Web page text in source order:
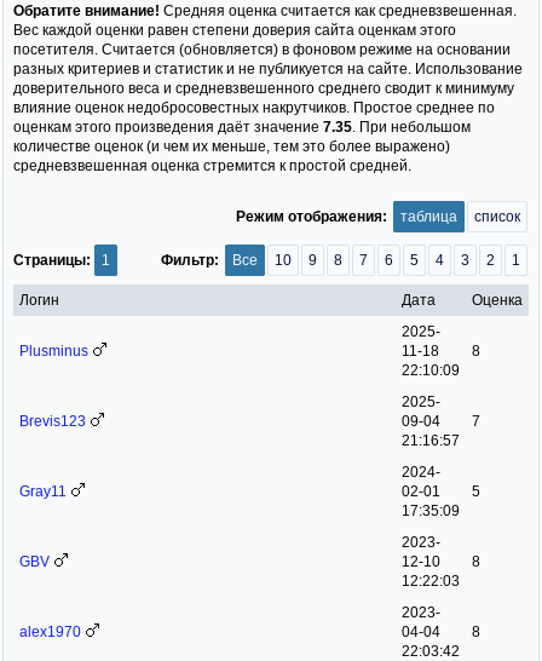
Обратите внимание! Средняя оценка считается как средневзвешенная.
Вес каждой оценки равен степени доверия сайта оценкам этого
посетителя. Считается (обновляется) в фоновом режиме на основании
разных критериев и статистик и не публикуется на сайте. Использование
доверительного веса и средневзвешенного среднего сводит к минимуму
влияние оценок недобросовестных накрутчиков. Простое среднее по
оценкам этого произведения даёт значение 7.35 . При небольшом
количестве оценок (и чем их меньше, тем это более выражено)
средневзвешенная оценка стремится к простой средней.
Режим отображения: таблица список
Все 10 9 8 7 6 5 4 3 2 1
Фильтр:
Страницы: 1
Логин Дата Оценка
Plusminus
2025-
11-18
22:10:09
8
Brevis123
2025-
09-04
21:16:57
7
Gray11
2024-
02-01
17:35:09
5
GBV
2023-
12-10
12:22:03
8
alex1970
2023-
04-04
22:03:42
8